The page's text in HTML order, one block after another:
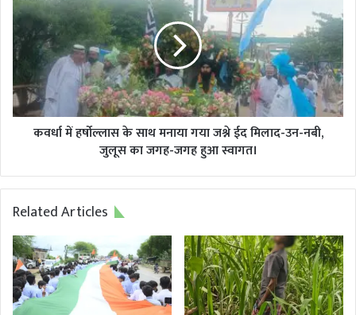
विजय
शर्मा
के
प्रयासों
से
ग्रामीणों
का
पुरा
हर्षोल्लास
के
साथ
मनाया
गया
जश्ने
ईद
मिलाद-
जुलूस
जगह-
जगह
हुआ
स्वागत।
कवर्धा में हर्षोल्लास के साथ मनाया गया जश्ने ईद मिलाद-उन-नबी,
जुलूस का जगह-जगह हुआ स्वागत।
Related Articles